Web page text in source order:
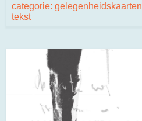
categorie: gelegenheidskaarten
tekst